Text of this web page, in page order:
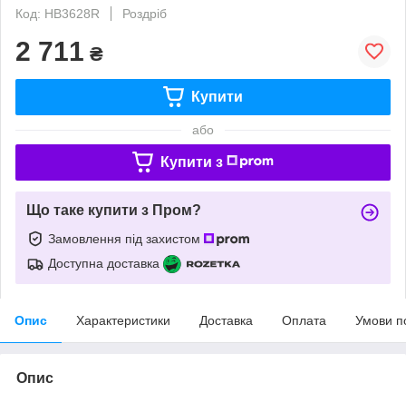
Код: HB3628R
Роздріб
2 711 ₴
Купити
або
Купити з
Що таке купити з Пром?
Замовлення під захистом
Доступна доставка
Опис Характеристики Доставка Оплата Умови
Опис